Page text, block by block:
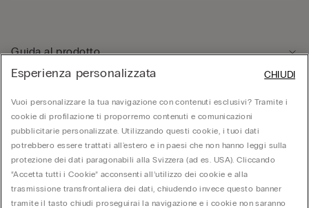
Guida al prodotto
Area Legale
Corporate
Esperienza personalizzata
Vuoi personalizzare la tua navigazione con contenuti esclusivi? Tramite i
cookie di profilazione ti proporremo contenuti e comunicazioni
pubblicitarie personalizzate. Utilizzando questi cookie, i tuoi dati
potrebbero essere trattati all'estero e in paesi che non hanno leggi sulla
protezione dei dati paragonabili alla Svizzera (ad es. USA). Cliccando
“Accetta tutti i Cookie” acconsenti all’utilizzo dei cookie e alla
trasmissione transfrontaliera dei dati, chiudendo invece questo banner
tramite il tasto chiudi proseguirai la navigazione e i cookie non saranno
CHIUDI